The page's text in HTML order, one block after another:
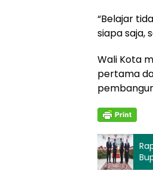
“Belajar
siapa saja,
Wali Kota
pertama